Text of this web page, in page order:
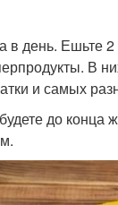
в день. Ешьте
В
и самых
до